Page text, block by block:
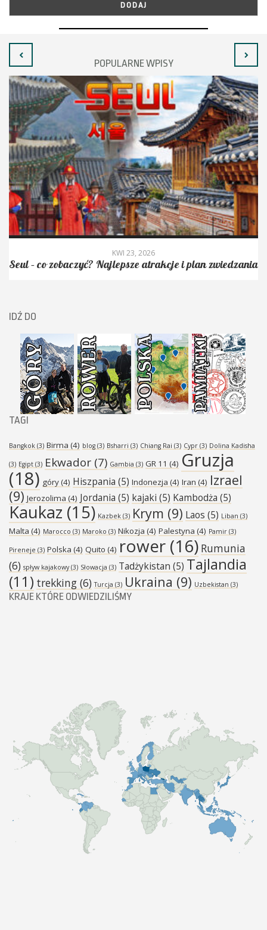
POPULARNE WPISY
KWI 23, 2026
Seul – co zobaczyć? Najlepsze atrakcje i plan zwiedzania
IDŹ DO
TAGI
Bangkok (3) Birma (4) blog (3) Bsharri (3) Chiang Rai (3) Cypr (3) Dolina Kadisha
(3) Egipt (3) Ekwador (7) Gambia (3) GR 11 (4) Gruzja
(18) góry(4) Hiszpania (5) Indonezja (4) Iran (4) Izrael
(9) Jerozolima (4) Jordania (5) kajaki (5) Kambodża (5)
Kaukaz (15) Kazbek (3) Krym (9) Laos (5) Liban (3)
Malta (4) Marocco (3) Maroko (3) Nikozja (4) Palestyna (4) Pamir (3)
Pireneje (3) Polska (4) Quito (4) rower (16) Rumunia
(6) spływ kajakowy(3) Słowacja (3) Tadżykistan (5) Tajlandia
(11) trekking (6) Turcja (3) Ukraina (9) Uzbekistan (3)
KRAJE KTÓRE ODWIEDZILIŚMY